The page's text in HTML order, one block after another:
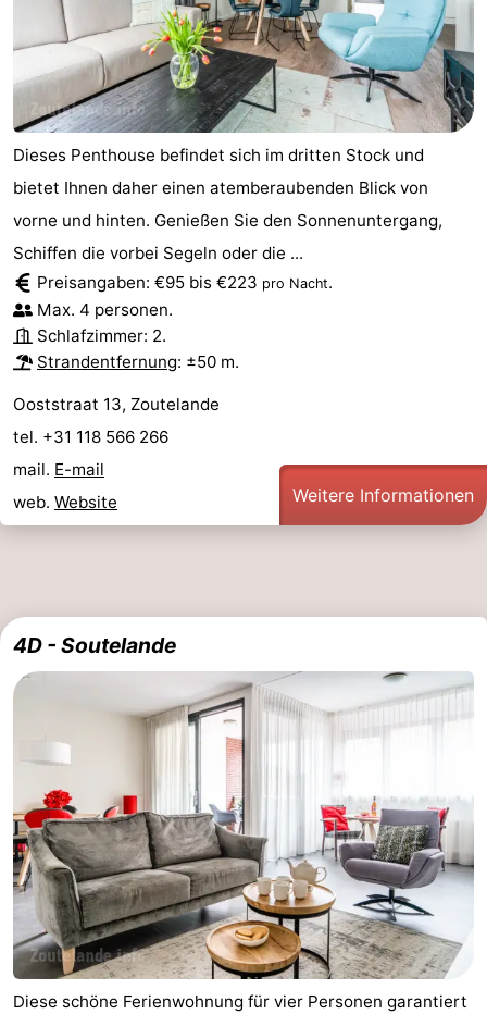
Dieses Penthouse befindet sich im dritten Stock und
bietet Ihnen daher einen atemberaubenden Blick von
vorne und hinten. Genießen Sie den Sonnenuntergang,
Schiffen die vorbei Segeln oder die ...
Preisangaben: €95 bis €223 pro Nacht.
Max. 4 personen.
Schlafzimmer: 2.
Strandentfernung: ±50 m.
Ooststraat 13, Zoutelande
tel. +31 118 566 266
mail. E-mail
web. Website Weitere Informationen
4D - Soutelande
Diese schöne Ferienwohnung für vier Personen garantiert